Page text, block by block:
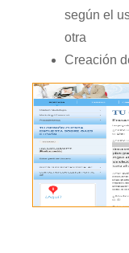
según el
otra
Creación